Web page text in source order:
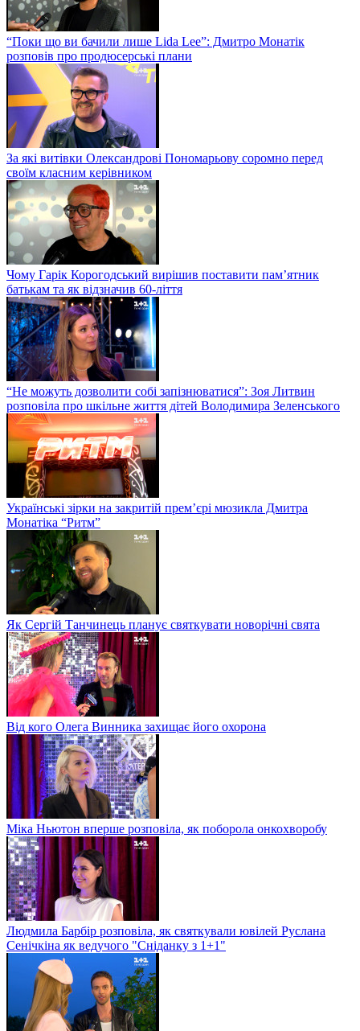
“Поки що ви бачили лише Lida Lee”: Дмитро Монатік
розповів про продюсерські плани
За які витівки Олександрові Пономарьову соромно перед
своїм класним керівником
Чому Гарік Корогодський вирішив поставити пам’ятник
батькам та як відзначив 60-ліття
“Не можуть дозволити собі запізнюватися”: Зоя Литвин
розповіла про шкільне життя дітей Володимира Зеленського
Українські зірки на закритій прем’єрі мюзикла Дмитра
Монатіка “Ритм”
Як Сергій Танчинець планує святкувати новорічні свята
Від кого Олега Винника захищає його охорона
Міка Ньютон вперше розповіла, як поборола онкохворобу
Людмила Барбір розповіла, як святкували ювілей Руслана
Сенічкіна як ведучого "Сніданку з 1+1"